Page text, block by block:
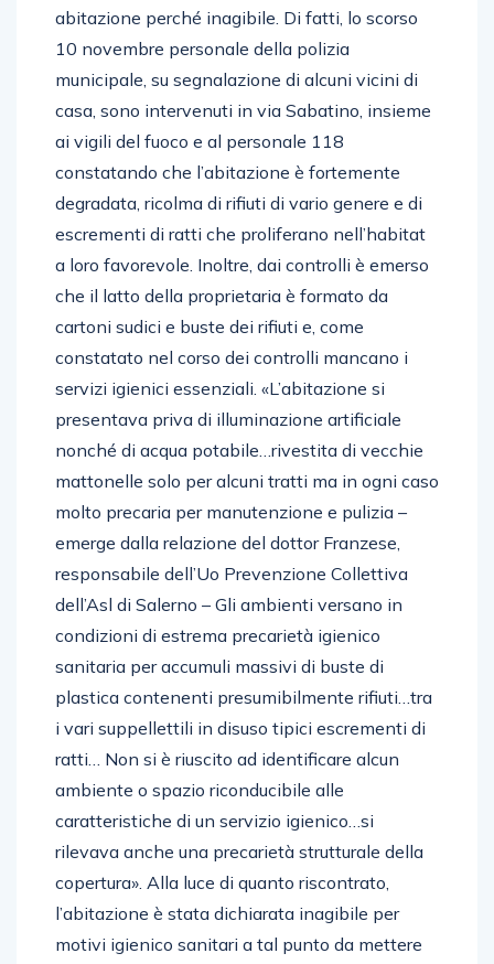
abitazione perché inagibile. Di fatti, lo scorso
10 novembre personale della polizia
municipale, su segnalazione di alcuni vicini di
casa, sono intervenuti in via Sabatino, insieme
ai vigili del fuoco e al personale 118
constatando che l’abitazione è fortemente
degradata, ricolma di rifiuti di vario genere e di
escrementi di ratti che proliferano nell’habitat
a loro favorevole. Inoltre, dai controlli è emerso
che il latto della proprietaria è formato da
cartoni sudici e buste dei rifiuti e, come
constatato nel corso dei controlli mancano i
servizi igienici essenziali. «L’abitazione si
presentava priva di illuminazione artificiale
nonché di acqua potabile…rivestita di vecchie
mattonelle solo per alcuni tratti ma in ogni caso
molto precaria per manutenzione e pulizia –
emerge dalla relazione del dottor Franzese,
responsabile dell’Uo Prevenzione Collettiva
dell’Asl di Salerno – Gli ambienti versano in
condizioni di estrema precarietà igienico
sanitaria per accumuli massivi di buste di
plastica contenenti presumibilmente rifiuti…tra
i vari suppellettili in disuso tipici escrementi di
ratti… Non si è riuscito ad identificare alcun
ambiente o spazio riconducibile alle
caratteristiche di un servizio igienico…si
rilevava anche una precarietà strutturale della
copertura». Alla luce di quanto riscontrato,
l’abitazione è stata dichiarata inagibile per
motivi igienico sanitari a tal punto da mettere